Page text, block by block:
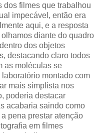
dos filmes que trabalhou
impecável, então era
aqui, e a resposta
diante do quadro
dos objetos
destacando claro todos
as moléculas se
montado com
mais simplista nos
poderia destacar
acabaria saindo como
pena prestar atenção
em filmes